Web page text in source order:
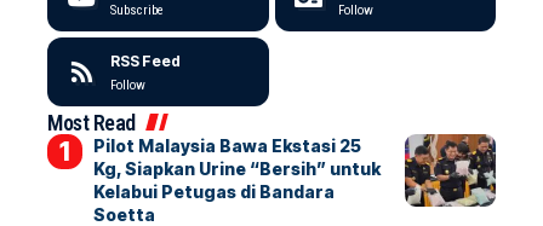
Subscribe Follow
RSS Feed
Follow
Most Read
Pilot Malaysia Bawa Ekstasi 25
Kg, Siapkan Urine “Bersih” untuk
Kelabui Petugas di Bandara
Soetta